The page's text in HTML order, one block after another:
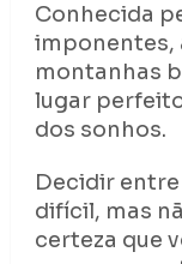
Conhecida
imponentes,
montanhas
lugar
dos sonhos.
Decidir
difícil, mas
certeza que